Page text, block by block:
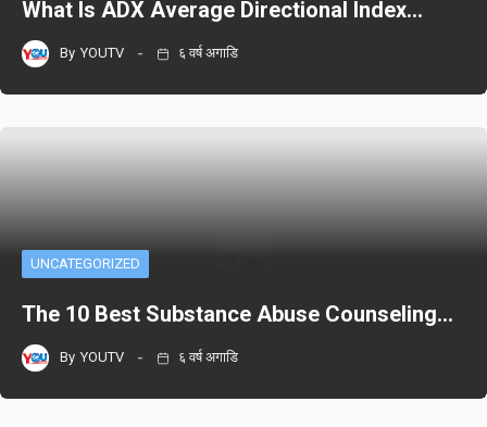
What Is ADX Average Directional Index…
By YOUTV ६ वर्ष अगाडि
UNCATEGORIZED
The 10 Best Substance Abuse Counseling…
By YOUTV ६ वर्ष अगाडि